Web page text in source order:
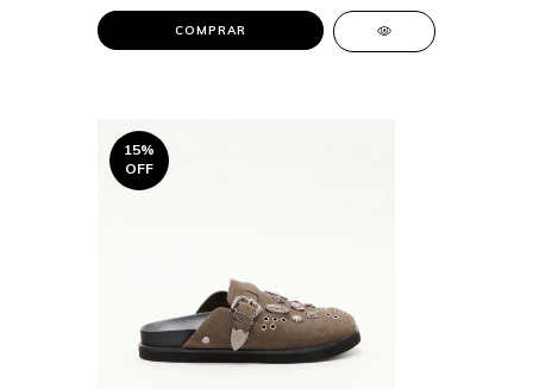
COMPRAR
15%
OFF